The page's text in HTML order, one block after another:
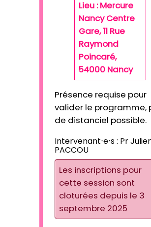
Lieu : Mercure
Nancy Centre
Gare, 11 Rue
Raymond
Poincaré,
54000 Nancy
Présence requise pour
valider le programme,
de distanciel possible.
Intervenant⋅e⋅s : Pr
PACCOU
Les inscriptions pour
cette session sont
cloturées depuis le 3
septembre 2025